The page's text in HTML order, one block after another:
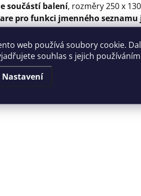
web používá soubory cookie.
souhlas s jejich
Nastavení
součástí balení, rozměry 250 x
pro funkci jmenného seznamu
studii – Samoobslužné
/ digitální zelený certifikát).